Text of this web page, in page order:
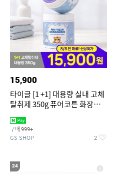
15,900
타이글 [1 +1] 대용량 실내 고체
탈취제 350g 퓨어코튼 화장실
구매 999+
GS SHOP 2
24